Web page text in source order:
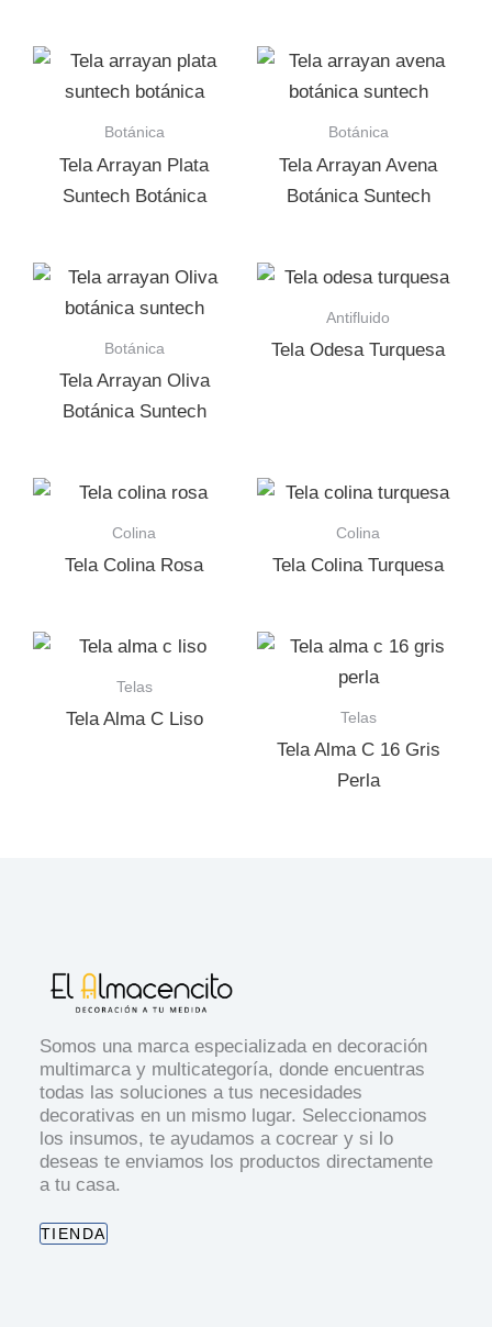
Botánica
Tela Arrayan Plata
Suntech Botánica
Botánica
Tela Arrayan Avena
Botánica Suntech
Botánica
Tela Arrayan Oliva
Botánica Suntech
Antifluido
Tela Odesa Turquesa
Colina
Tela Colina Rosa
Colina
Tela Colina Turquesa
Telas
Tela Alma C Liso Telas
Tela Alma C 16 Gris
Perla
Somos una marca especializada en decoración
multimarca y multicategoría, donde encuentras
todas las soluciones a tus necesidades
decorativas en un mismo lugar. Seleccionamos
los insumos, te ayudamos a cocrear y si lo
deseas te enviamos los productos directamente
a tu casa.
TIENDA